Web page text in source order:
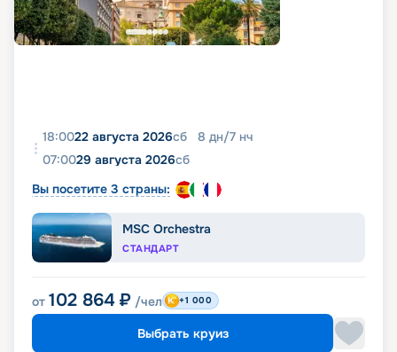
18:0022 августа 2026сб 8 дн/7 нч
07:0029 августа 2026сб
Вы посетите 3 страны:
MSC Orchestra
СТАНДАРТ
от 102 864 ₽ /чел +1 000
Выбрать круиз